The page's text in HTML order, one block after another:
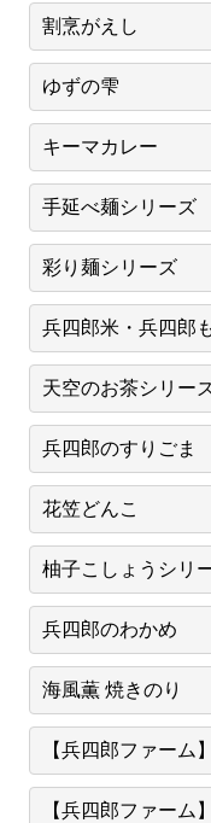
割烹がえし
ゆずの雫
キーマカレー
手延べ麺シリーズ
彩り麺シリーズ
兵四郎米・兵四郎
天空のお茶シリー
兵四郎のすりごま
花笠どんこ
柚子こしょうシリ
兵四郎のわかめ
海風薫 焼きのり
【兵四郎ファーム
【兵四郎ファーム